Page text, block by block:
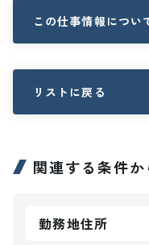
この仕事情報につい
リストに戻る
関連する条件か
勤務地住所